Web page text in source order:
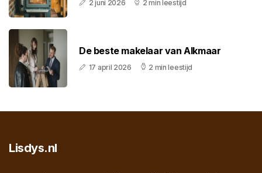
2 juni 2026 2 min leestijd
De beste makelaar van Alkmaar
17 april 2026 2 min leestijd
Lisdys.nl